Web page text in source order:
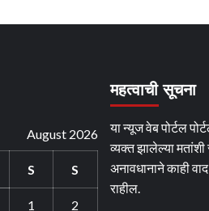
August 2026
S S
1 2
महत्वाची सूचना
या न्यूज वेब पोर्टल
व्यक्त झालेल्या
अनावधानाने काही
राहील.